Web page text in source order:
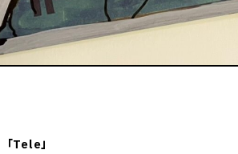
「Tele」